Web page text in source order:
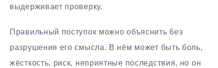
выдерживает проверку.
Правильный поступок можно объяснить без
разрушения его смысла. В нём может быть боль,
жёсткость, риск, неприятные последствия, но он